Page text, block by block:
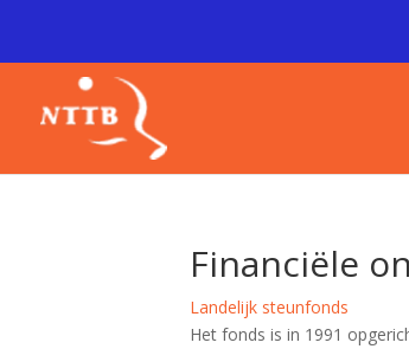
Financiële
Landelijk steunfonds
Het fonds is in 1991